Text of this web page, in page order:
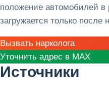
положение автомобилей
загружается только после
Вызвать нарколога
Уточнить адрес в MAX
Источники